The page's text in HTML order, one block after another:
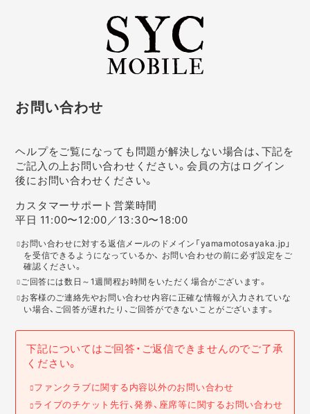
お問い合わせ
ヘルプをご覧になっても問題が解決しない場合は、下記を
ご記入の上お問い合わせください。会員の方はログイン
後にお問い合わせください。
カスタマーサポート営業時間
平日 11:00〜12:00／13:30〜18:00
お問い合わせに対する返信メールのドメイン「yamamotosayaka.jp」
を受信できるようになっているか、 お問い合わせの前に必ず設定をご
確認ください。
ご回答には数日～1週間程お時間をいただく場合がございます。
お客様のご連絡先やお問い合わせ内容に正確な情報が入力されていな
い場合、ご回答が遅れたり、ご回答ができないことがございます。
下記についてはご回答・ご返信できませんのでご了承
ください。
ファンクラブに関する内容以外のお問い合わせ
ライブのチケット先行、発券、座席等に関するお問い合わせ